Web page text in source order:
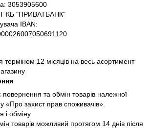
3053905600
КБ "ПРИВАТБАНК"
IBAN:
терміном 12 місяців на весь асортимент
повернення та обмін товарів належної
«Про захист прав споживачів».
і обміну
товарів можливий протягом 14 днів після